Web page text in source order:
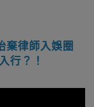
棄律師入娛圈
行？！